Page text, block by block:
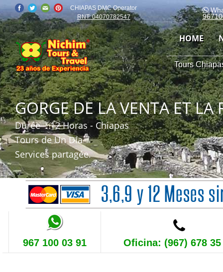
CHIAPAS DMC Operator
RNT: 04070782547
HOME
Tours
GORGE DE LA VENTA ET LA
Durée : 12 Horas - Chiapas
Tours de Un Día
Services partagée.
967 100 03 91 Oficina: (967) 678 35